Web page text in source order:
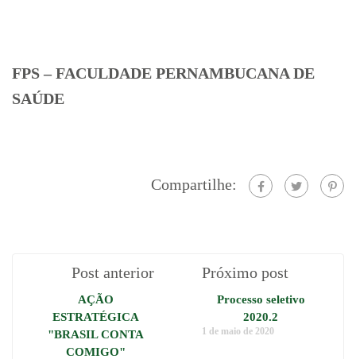
FPS – FACULDADE PERNAMBUCANA DE
SAÚDE
Compartilhe:
Post anterior
AÇÃO
ESTRATÉGICA
"BRASIL CONTA
COMIGO"
Próximo post
Processo seletivo
2020.2
1 de maio de 2020